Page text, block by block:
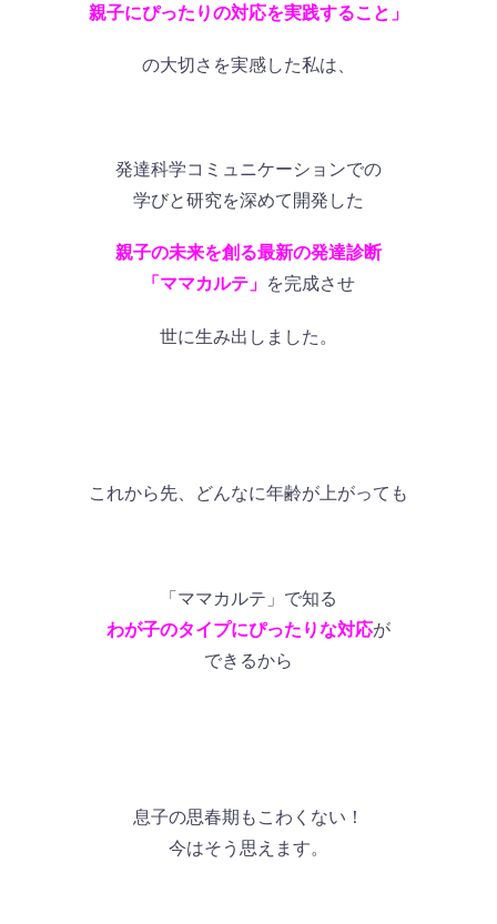
親子にぴったりの対応を実践すること」
の大切さを実感した私は、
発達科学コミュニケーションでの
学びと研究を深めて開発した
親子の未来を創る最新の発達診断
「ママカルテ」 を完成させ
世に生み出しました。
これから先、どんなに年齢が上がっても
「ママカルテ」で知る
わが子のタイプにぴったりな対応が
できるから
息子の思春期もこわくない！
今はそう思えます。